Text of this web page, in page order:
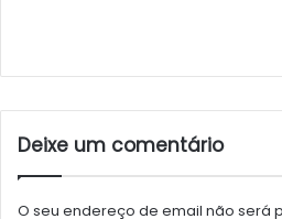
Deixe um comentário
O seu endereço de email não será